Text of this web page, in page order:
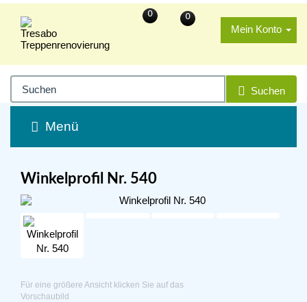
Mein Konto
0
0
Suchen
Menü
Winkelprofil Nr. 540
Für eine größere Ansicht klicken Sie auf das
Vorschaubild